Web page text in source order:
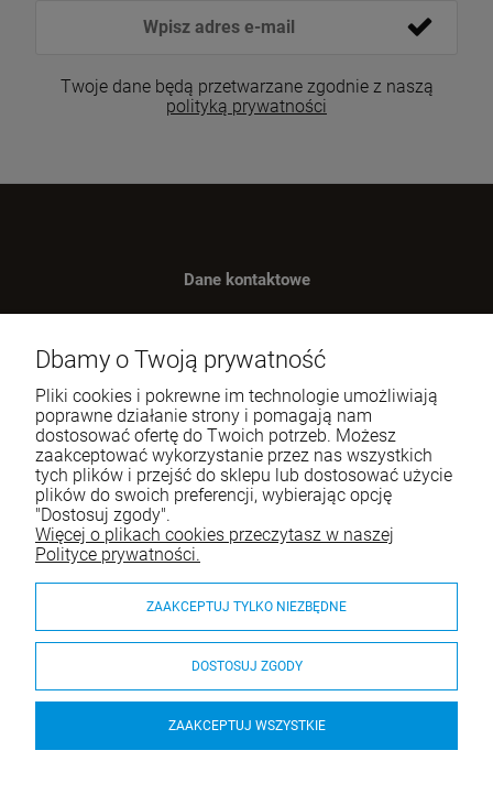
Twoje dane będą przetwarzane zgodnie z naszą
polityką prywatności
Dane kontaktowe
ul. Wręczycka 268
42-202 Częstochowa
NIP: 9492236947
Tel.:
795-760-030
E-mail: sklep@itali.pl
Pomoc
Moje konto
Płatności i dostawa
Dbamy o Twoją prywatność
Pliki cookies i pokrewne im technologie umożliwiają
poprawne działanie strony i pomagają nam
dostosować ofertę do Twoich potrzeb. Możesz
zaakceptować wykorzystanie przez nas wszystkich
tych plików i przejść do sklepu lub dostosować użycie
plików do swoich preferencji, wybierając opcję
"Dostosuj zgody".
Więcej o plikach cookies przeczytasz w naszej
Polityce prywatności.
ZAAKCEPTUJ TYLKO NIEZBĘDNE
DOSTOSUJ ZGODY
ZAAKCEPTUJ WSZYSTKIE